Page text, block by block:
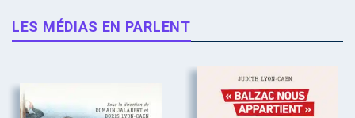
LES MÉDIAS EN PARLENT